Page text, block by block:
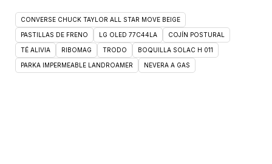
CONVERSE CHUCK TAYLOR ALL STAR MOVE BEIGE
PASTILLAS DE FRENO LG OLED 77C44LA COJÍN POSTURAL
TÉ ALIVIA RIBOMAG TRODO BOQUILLA SOLAC H 011
PARKA IMPERMEABLE LANDROAMER NEVERA A GAS